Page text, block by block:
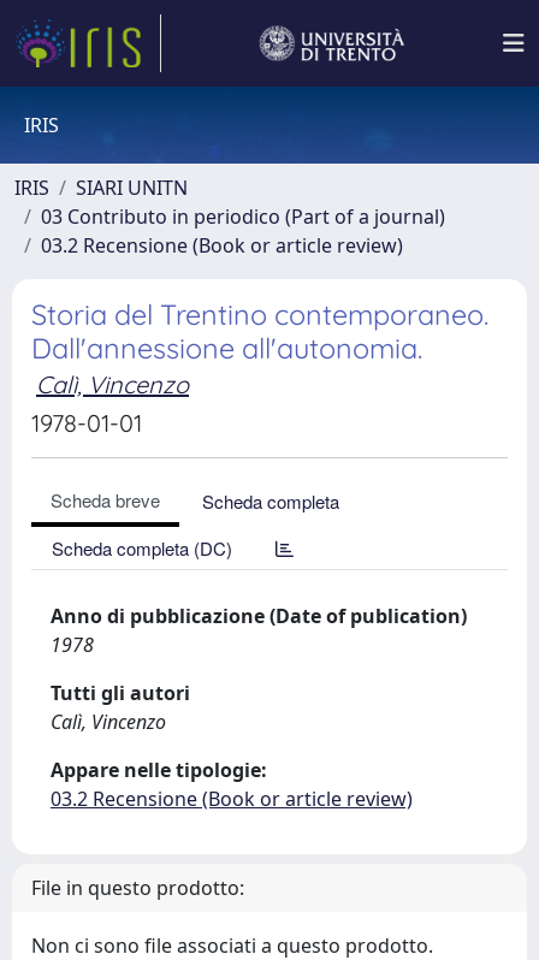
IRIS
IRIS
SIARI UNITN
03 Contributo in periodico (Part of a journal)
03.2 Recensione (Book or article review)
Storia del Trentino contemporaneo.
Dall'annessione all'autonomia.
Calì, Vincenzo
1978-01-01
Scheda breve
Scheda completa
Scheda completa (DC)
Anno di pubblicazione (Date of publication)
1978
Tutti gli autori
Calì, Vincenzo
Appare nelle tipologie:
03.2 Recensione (Book or article review)
File in questo prodotto:
Non ci sono file associati a questo prodotto.